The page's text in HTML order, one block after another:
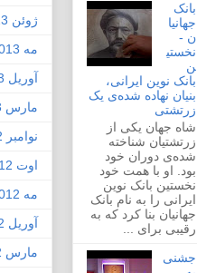
بانک
جهانیا
ن -
نخستی
ن
بانک نوین ایرانی،
بنیان نهاده شده‌ی یک
زرتشتی
شاه جهان یکی از
زرتشتیان شناخته
شده‌ی دوران خود
بود. او با همت خود
نخستین بانک نوین
ایرانی را به نام بانک
جهانیان بنا کرد که به
رقیبی برای ...
جشنی
ژوئن 2013
مه 2013
آوریل 2013
مارس 2013
نوامبر 2012
اوت 2012
مه 2012
آوریل 2012
مارس 2012